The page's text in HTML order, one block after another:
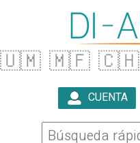
🇺🇲 🇲🇫 🇨🇭
CUENTA